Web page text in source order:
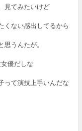
見てみたいけど
くない感出してるから
うんたが。
優だしな
って演技上手いんだな